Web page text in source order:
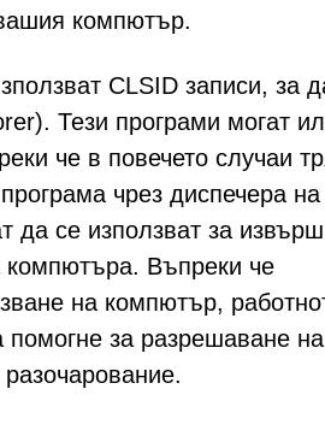
компютър.
CLSID записи, за
Тези програми могат
че в повечето случаи
чрез диспечера на
да се използват за
компютъра. Въпреки че
на компютър,
помогне за разрешаване на